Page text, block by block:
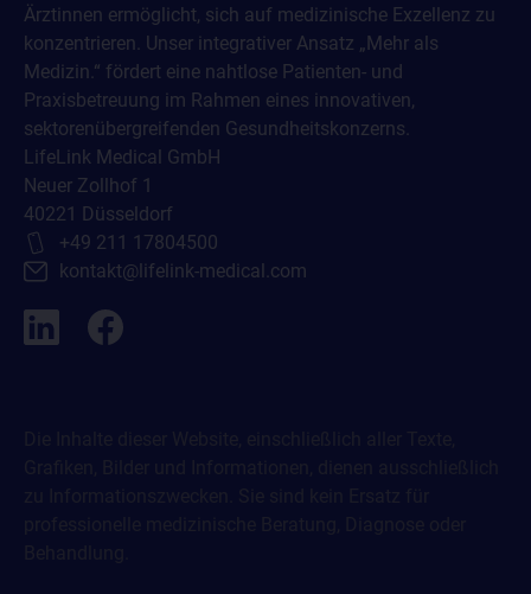
Ärztinnen ermöglicht, sich auf medizinische Exzellenz zu
konzentrieren. Unser integrativer Ansatz „Mehr als
Medizin.“ fördert eine nahtlose Patienten- und
Praxisbetreuung im Rahmen eines innovativen,
sektorenübergreifenden Gesundheitskonzerns.
LifeLink Medical GmbH
Neuer Zollhof 1
40221 Düsseldorf
+49 211 17804500
kontakt@lifelink-medical.com